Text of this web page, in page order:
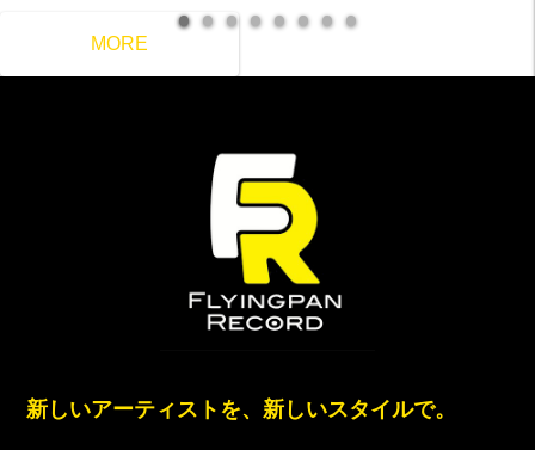
MORE
新しいアーティストを、新しいスタイルで。